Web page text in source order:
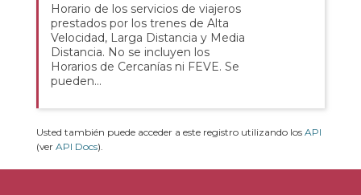
Horario de los servicios de viajeros
prestados por los trenes de Alta
Velocidad, Larga Distancia y Media
Distancia. No se incluyen los
Horarios de Cercanías ni FEVE. Se
pueden...
Usted también puede acceder a este registro utilizando los API
(ver API Docs).